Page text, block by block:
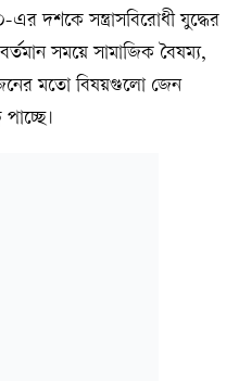
দশকে সন্ত্রাসবিরোধী যুদ্ধের
সময়ে সামাজিক বৈষম্য,
মতো বিষয়গুলো জেন